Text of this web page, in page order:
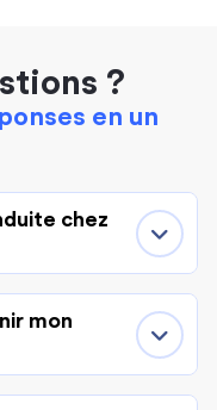
?
en un
chez
mon